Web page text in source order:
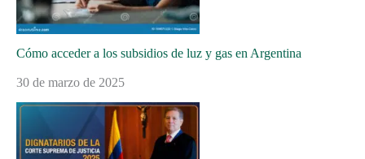
Cómo acceder a los subsidios de luz y gas en Argentina
30 de marzo de 2025